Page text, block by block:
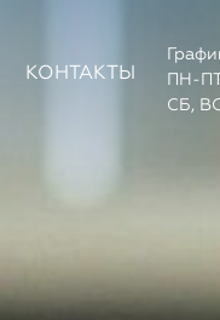
КОНТАКТЫ
ПН-
СБ,